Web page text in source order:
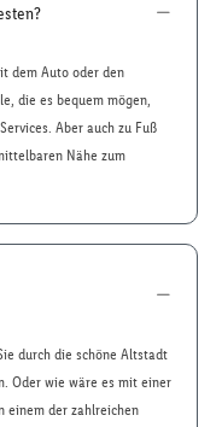
dem Auto oder den
die es bequem mögen,
Aber auch zu Fuß
Nähe zum
durch die schöne Altstadt
Oder wie wäre es mit einer
einem der zahlreichen